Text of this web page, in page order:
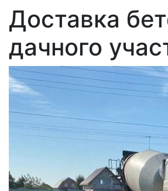
Доставка
дачного